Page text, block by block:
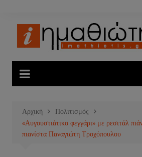
περιεχόμενο
Αρχική
Πολιτισμός
«Αυγουστιάτικο φεγγάρι» με ρεσιτάλ
πιανίστα Παναγιώτη Τροχόπουλου